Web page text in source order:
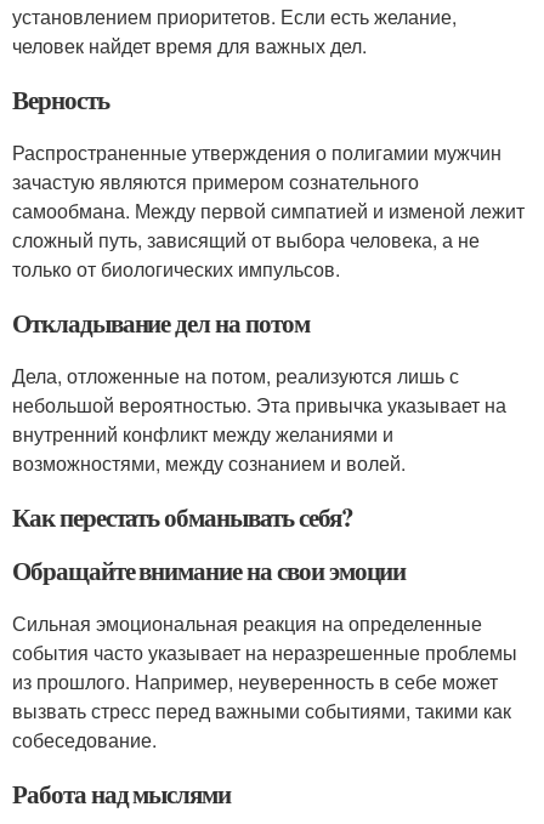
установлением приоритетов. Если есть желание,
человек найдет время для важных дел.
Верность
Распространенные утверждения о полигамии мужчин
зачастую являются примером сознательного
самообмана. Между первой симпатией и изменой лежит
сложный путь, зависящий от выбора человека, а не
только от биологических импульсов.
Откладывание дел на потом
Дела, отложенные на потом, реализуются лишь с
небольшой вероятностью. Эта привычка указывает на
внутренний конфликт между желаниями и
возможностями, между сознанием и волей.
Как перестать обманывать себя?
Обращайте внимание на свои эмоции
Сильная эмоциональная реакция на определенные
события часто указывает на неразрешенные проблемы
из прошлого. Например, неуверенность в себе может
вызвать стресс перед важными событиями, такими как
собеседование.
Работа над мыслями